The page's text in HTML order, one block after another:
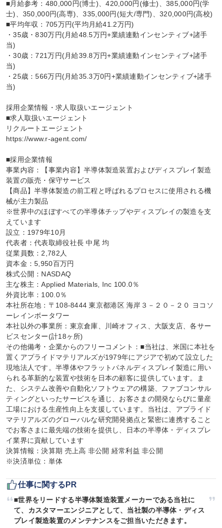
■月給参考：480,000円(博士)、420,000円(修士)、385,000円(学
士)、350,000円(高専)、335,000円(短大/専門)、320,000円(高校)
■平均年収：705万円(平均月給41.2万円)
・35歳・830万円(月給48.5万円+業績連動インセンティブ+諸手
当)
・30歳：721万円(月給39.8万円+業績連動インセンティブ+諸手
当)
・25歳：566万円(月給35.3万0円+業績連動インセンティブ+諸手
当)
採用企業情報・求人取扱いエージェント
■求人取扱いエージェント
リクルートエージェント
https://www.r-agent.com/
■採用企業情報
事業内容：【事業内容】半導体製造装置およびディスプレイ製造
装置の販売・保守サービス
【商品】半導体製造の前工程と呼ばれるプロセスに使用される機
械が主力製品
※世界中のほぼすべての半導体チップやディスプレイの製造を支
えています
設立：1979年10月
代表者：代表取締役社長 中尾 均
従業員数：2,782人
資本金：5,950百万円
株式公開：NASDAQ
主な株主：Applied Materials, Inc 100.0％
外資比率：100.0％
本社所在地：〒108-8444 東京都港区 海岸３－２０－２０ ヨコソ
ーレインボータワー
本社以外の事業所：東京倉庫、川崎オフィス、大阪支店、各サー
ビスセンター(計18ヶ所)
その他備考・企業からのフリーコメント：■当社は、米国に本社を
置くアプライドマテリアルズが1979年にアジアで初めて設立した
現地法人です。半導体やフラットパネルディスプレイ製造に用い
られる革新的な装置や技術を日本の顧客に提供しています。ま
た、システム改善や自動化ソフトウェアの構築、ファブコンサル
ティングといったサービスを通じ、お客さまの開発ならびに量産
工場における生産性向上を支援しています。当社は、アプライド
マテリアルズのグローバルな研究開発拠点と緊密に連携すること
でお客さまに最先端の技術を提供し、日本の半導体・ディスプレ
イ業界に貢献しています
決算情報：決算期 売上高 非公開 経常利益 非公開
※決済単位：単体
仕事に関するPR
■世界をリードする半導体製造装置メーカーである当社に
て、カスタマーエンジニアとして、当社製の半導体・ディス
プレイ製造装置のメンテナンスをご担当いただきます。